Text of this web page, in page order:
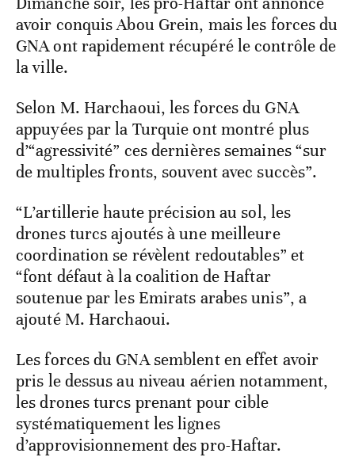
avoir conquis Abou Grein, mais les forces du
GNA ont rapidement récupéré le contrôle de
la ville.
Selon M. Harchaoui, les forces du GNA
appuyées par la Turquie ont montré plus
d’“agressivité” ces dernières semaines “sur
de multiples fronts, souvent avec succès”.
“L’artillerie haute précision au sol, les
drones turcs ajoutés à une meilleure
coordination se révèlent redoutables” et
“font défaut à la coalition de Haftar
soutenue par les Emirats arabes unis”, a
ajouté M. Harchaoui.
Les forces du GNA semblent en effet avoir
pris le dessus au niveau aérien notamment,
les drones turcs prenant pour cible
systématiquement les lignes
d’approvisionnement des pro-Haftar.